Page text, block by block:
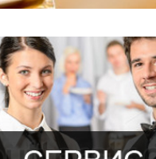
Пробный заказ бесплатно;
подход к размеру скидки
рублей;
которая пригодна для
печи;